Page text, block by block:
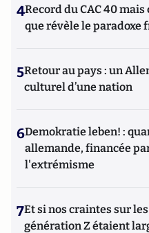
4Record du CAC 40
que révèle le paradoxe
5Retour au pays : un
culturel d’une nation
6Demokratie leben! :
allemande, financée
l'extrémisme
7Et si nos craintes sur
génération Z étaient